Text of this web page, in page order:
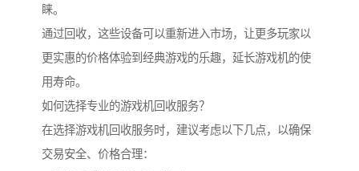
睐。
通过回收，这些设备可以重新进入市场，让更多玩家以
更实惠的价格体验到经典游戏的乐趣，延长游戏机的使
用寿命。
如何选择专业的游戏机回收服务？
在选择游戏机回收服务时，建议考虑以下几点，以确保
交易安全、价格合理：